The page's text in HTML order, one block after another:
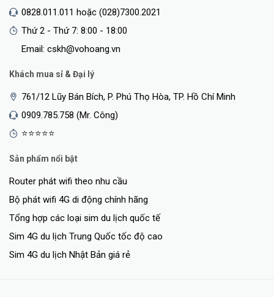
0828.011.011 hoặc (028)7300.2021
Thứ 2 - Thứ 7: 8:00 - 18:00
Email: cskh@vohoang.vn
Khách mua sỉ & Đại lý
761/12 Lũy Bán Bích, P. Phú Thọ Hòa, TP. Hồ Chí Minh
0909.785.758 (Mr. Công)
⭐⭐⭐⭐⭐
Sản phẩm nổi bật
Router phát wifi theo nhu cầu
Bộ phát wifi 4G di động chính hãng
Tổng hợp các loại sim du lịch quốc tế
Sim 4G du lịch Trung Quốc tốc độ cao
Sim 4G du lịch Nhật Bản giá rẻ